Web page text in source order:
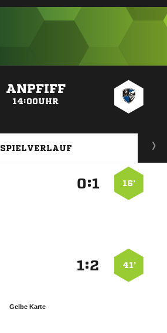
ANPFIFF
14:00UHR
SPIELVERLAUF
16’
:
41’
:
Gelbe Karte